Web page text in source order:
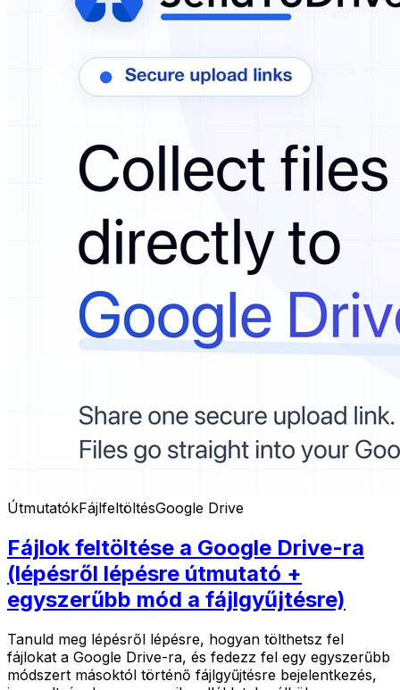
ÚtmutatókFájlfeltöltésGoogle Drive
Fájlok feltöltése a Google Drive-ra
(lépésről lépésre útmutató +
egyszerűbb mód a fájlgyűjtésre)
Tanuld meg lépésről lépésre, hogyan tölthetsz fel
fájlokat a Google Drive-ra, és fedezz fel egy egyszerűbb
módszert másoktól történő fájlgyűjtésre bejelentkezés,